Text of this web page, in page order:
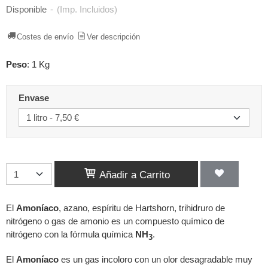
Disponible - (Imp. Incluidos)
Costes de envío Ver descripción
Peso: 1 Kg
Envase
Añadir a Carrito
El Amoníaco, azano, espíritu de Hartshorn, trihidruro de
nitrógeno o gas de amonio es un compuesto químico de
nitrógeno con la fórmula química NH3.
El Amoníaco es un gas incoloro con un olor desagradable muy